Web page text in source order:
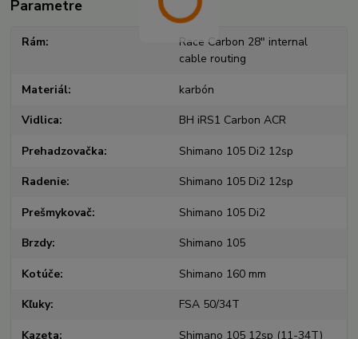
Parametre
Rám
Race Carbon 28" internal
cable routing
Materiál karbón
Vidlica BH iRS1 Carbon ACR
Prehadzovačka Shimano 105 Di2 12sp
Radenie Shimano 105 Di2 12sp
Prešmykovač Shimano 105 Di2
Brzdy Shimano 105
Kotúče Shimano 160 mm
Kľuky FSA 50/34T
Kazeta Shimano 105 12sp (11-34T)